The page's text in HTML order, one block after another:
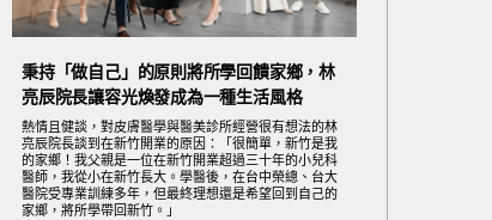
秉持「做自己」的原則將所學回饋家鄉，林
亮辰院長讓容光煥發成為一種生活風格
熱情且健談，對皮膚醫學與醫美診所經營很有想法的林
亮辰院長談到在新竹開業的原因：「很簡單，新竹是我
的家鄉！我父親是一位在新竹開業超過三十年的小兒科
醫師，我從小在新竹長大。學醫後，在台中榮總、台大
醫院受專業訓練多年，但最終理想還是希望回到自己的
家鄉，將所學帶回新竹。」